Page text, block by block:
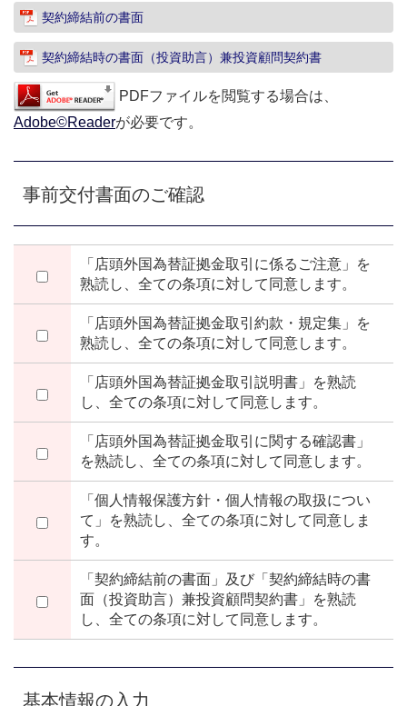
契約締結前の書面
契約締結時の書面（投資助言）兼投資顧問契約書
PDFファイルを閲覧する場合は、
Adobe©Readerが必要です。
事前交付書面のご確認
「店頭外国為替証拠金取引に係るご注意」を
熟読し、全ての条項に対して同意します。
「店頭外国為替証拠金取引約款・規定集」を
熟読し、全ての条項に対して同意します。
「店頭外国為替証拠金取引説明書」を熟読
し、全ての条項に対して同意します。
「店頭外国為替証拠金取引に関する確認書」
を熟読し、全ての条項に対して同意します。
「個人情報保護方針・個人情報の取扱につい
て」を熟読し、全ての条項に対して同意しま
す。
「契約締結前の書面」及び「契約締結時の書
面（投資助言）兼投資顧問契約書」を熟読
し、全ての条項に対して同意します。
基本情報の入力